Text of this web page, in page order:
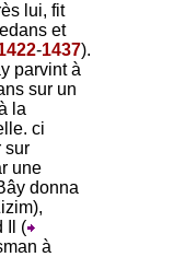
lui, fit
et
-1437).
parvint à
sur un
la
ci
sur
une
donna
Il (
à